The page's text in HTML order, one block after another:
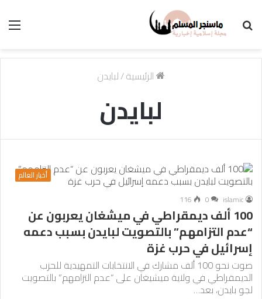
الرئيسية/لبايدن
لبايدن
أخبار العالم
islamic
0
116
100 ألف ديمقراطي في ميشغان يعربون عن
“عدم التزامهم” بالتصويت لبايدن بسبب دعمه
إسرائيل في حرب غزة
صوت نحو 100 ألف مشارك في الانتخابات التمهيدية للحزب
الديمقراطي في ولاية ميشيغان على “عدم التزامهم” بالتصويت
لجو بايدن، بعد…